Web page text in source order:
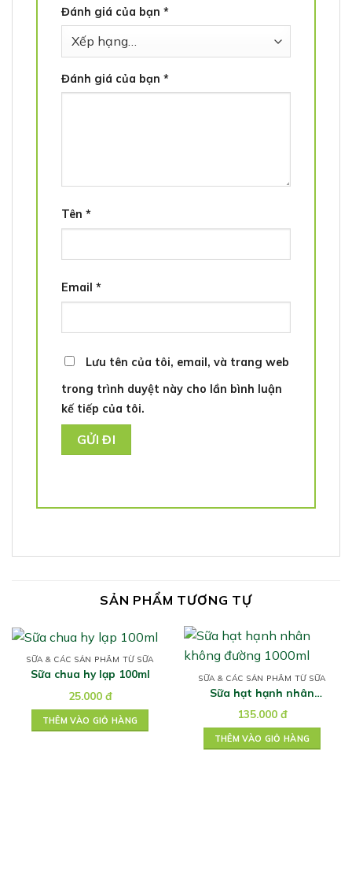
Đánh giá của bạn *
Đánh giá của bạn *
Tên *
Email *
Lưu tên của tôi, email, và trang web
trong trình duyệt này cho lần bình luận
kế tiếp của tôi.
SẢN PHẨM TƯƠNG TỰ
SỮA & CÁC SẢN PHẨM TỪ SỮA
Sữa chua hy lạp 100ml
25.000 đ
THÊM VÀO GIỎ HÀNG
SỮA & CÁC SẢN PHẨM TỪ SỮA
Sữa hạt hạnh nhân
135.000 đ
THÊM VÀO GIỎ HÀNG